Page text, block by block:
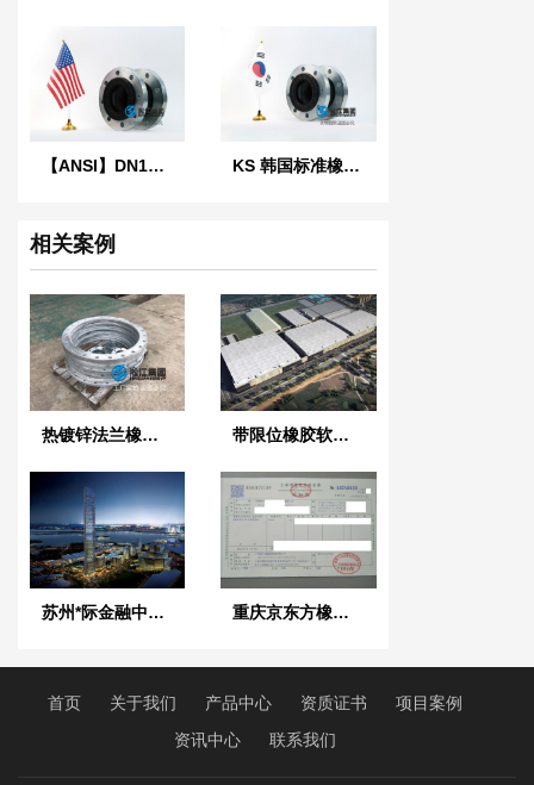
【ANSI】DN100美标橡胶膨胀节 KS 韩国标准橡胶防震接头
相关案例
热镀锌法兰橡胶软接头【塘厦自来水公司】 带限位橡胶软接头【应用】合肥京东方B9项目
苏州*际金融中心消防用25kg橡胶软接头合同案例 重庆京东方橡胶软接头合同案例
首页 关于我们 产品中心 资质证书
项目案例
资讯中心
联系我们